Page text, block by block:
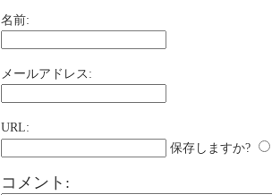
名前:
メールアドレス:
URL:
保存しますか?
コメント: